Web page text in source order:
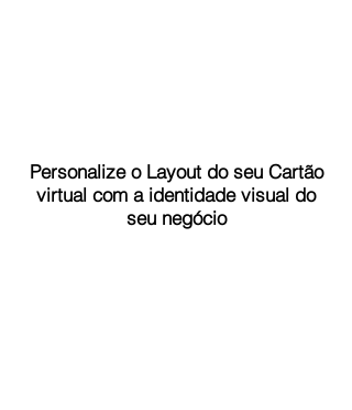
Personalize o Layout do seu Cartão
virtual com a identidade visual do
seu negócio